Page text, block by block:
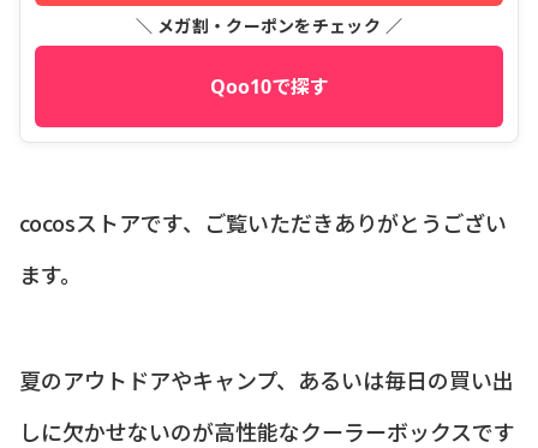
＼ メガ割・クーポンをチェック ／
Qoo10で探す
cocosストアです、ご覧いただきありがとうござい
ます。
夏のアウトドアやキャンプ、あるいは毎日の買い出
しに欠かせないのが高性能なクーラーボックスです